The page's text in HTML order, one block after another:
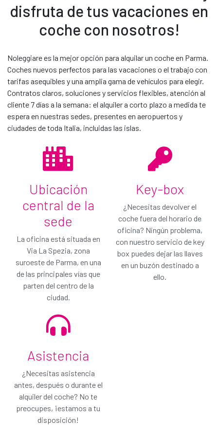
Solo € / día
Has seleccionado nuestro plan de cobertura
mínima: elimina por completo la responsabilidad
por daños con Gold Protection. Este plan también
cubre ruedas y cristales.
¡Alquila sin preocupaciones!
No me interesa, continúa
Añade el plan GOLD y continúa
disfruta de tus vacaciones en
coche con nosotros!
Noleggiare es la mejor opción para alquilar un coche en Parma.
Coches nuevos perfectos para las vacaciones o el trabajo con
tarifas asequibles y una amplia gama de vehículos para elegir.
Contratos claros, soluciones y servicios flexibles, atención al
cliente 7 días a la semana: el alquiler a corto plazo a medida te
espera en nuestras sedes, presentes en aeropuertos y
ciudades de toda Italia, incluidas las islas.
Ubicación
central de la
sede
La oficina está situada en
Via La Spezia, zona
suroeste de Parma, en una
de las principales vías que
parten del centro de la
ciudad.
Key-box
¿Necesitas devolver el
coche fuera del horario de
oficina? Ningún problema,
con nuestro servicio de key
box puedes dejar las llaves
en un buzón destinado a
ello.
Asistencia
¿Necesitas asistencia
antes, después o durante el
alquiler del coche? No te
preocupes, ¡estamos a tu
disposición!